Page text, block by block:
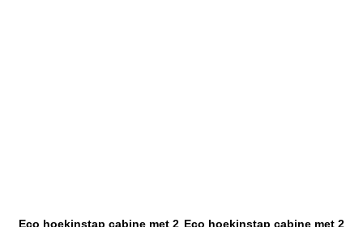
Eco hoekinstap cabine met 2 Eco hoekinstap cabine met 2